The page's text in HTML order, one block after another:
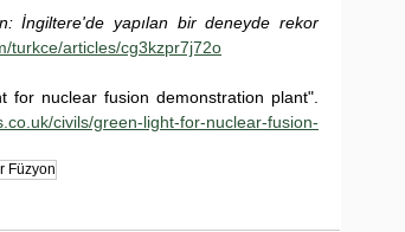
İngiltere'de yapılan bir deneyde rekor
turkce/articles/cg3kzpr7j72o
nuclear fusion demonstration plant".
civils/green-light-for-nuclear-fusion-
Füzyon